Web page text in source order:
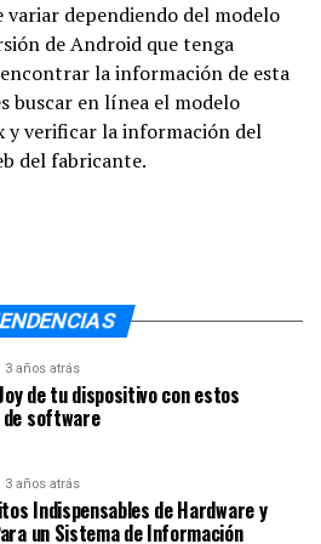
dependiendo del modelo
de Android que tenga
la información de esta
buscar en línea el modelo
y verificar la información del
del fabricante.
3 años atrás
de tu dispositivo con estos
software
3 años atrás
Indispensables de Hardware y
un Sistema de Información